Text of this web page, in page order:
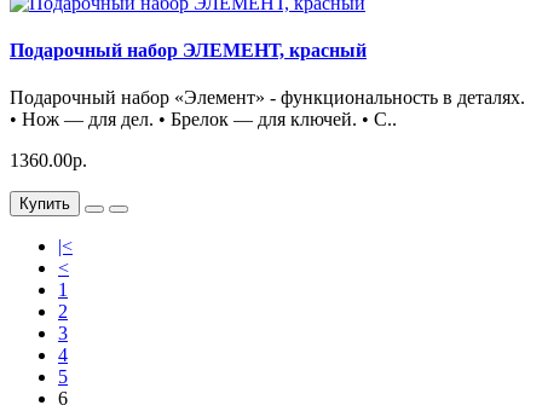
Подарочный набор ЭЛЕМЕНТ, красный
Подарочный набор «Элемент» - функциональность в деталях.
• Нож — для дел. • Брелок — для ключей. • С..
1360.00р.
Купить
|<
<
1
2
3
4
5
6